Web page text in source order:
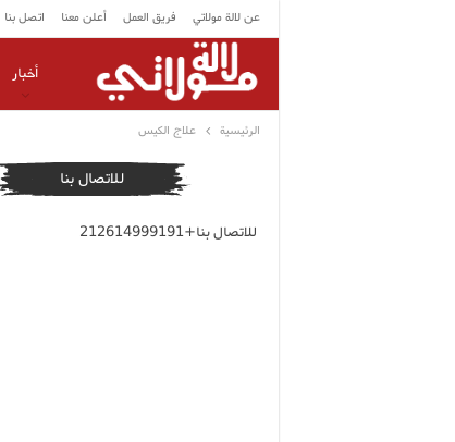
عن لالة مولاتي فريق العمل أعلن معنا اتصل بنا
أخبار
الرئيسية علاج الكيس
للاتصال بنا
للاتصال بنا+212614999191